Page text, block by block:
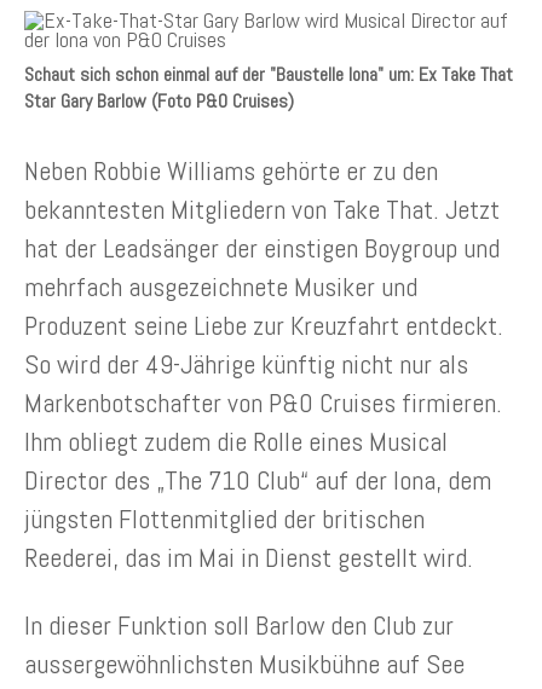
Schaut sich schon einmal auf der "Baustelle Iona" um: Ex Take That
Star Gary Barlow (Foto P&O Cruises)
Neben Robbie Williams gehörte er zu den
bekanntesten Mitgliedern von Take That. Jetzt
hat der Leadsänger der einstigen Boygroup und
mehrfach ausgezeichnete Musiker und
Produzent seine Liebe zur Kreuzfahrt entdeckt.
So wird der 49-Jährige künftig nicht nur als
Markenbotschafter von P&O Cruises firmieren.
Ihm obliegt zudem die Rolle eines Musical
Director des „The 710 Club“ auf der Iona, dem
jüngsten Flottenmitglied der britischen
Reederei, das im Mai in Dienst gestellt wird.
In dieser Funktion soll Barlow den Club zur
aussergewöhnlichsten Musikbühne auf See